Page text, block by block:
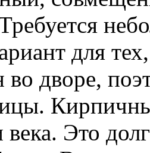
для
во дворе,
века. Это